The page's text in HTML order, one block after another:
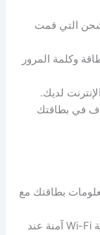
التي قمت
وكلمة المرور
لديك.
في بطاقتك
بطاقتك مع
تأكد من أنك متصل بشبكة Wi-Fi آمنة عند